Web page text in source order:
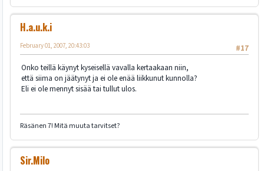
H.a.u.k.i
#17
February 01, 2007, 20:43:03
Onko teillä käynyt kyseisellä vavalla kertaakaan niin,
että siima on jäätynyt ja ei ole enää liikkunut kunnolla?
Eli ei ole mennyt sisää tai tullut ulos.
Räsänen 7! Mitä muuta tarvitset?
Sir.Milo